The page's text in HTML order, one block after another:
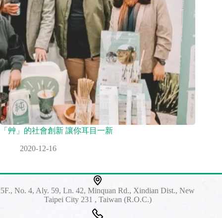
「艸」的社會創新 讓你耳目一新
2020-12-16
5F., No. 4, Aly. 59, Ln. 42, Minquan Rd., Xindian Dist., New
Taipei City 231 , Taiwan (R.O.C.)